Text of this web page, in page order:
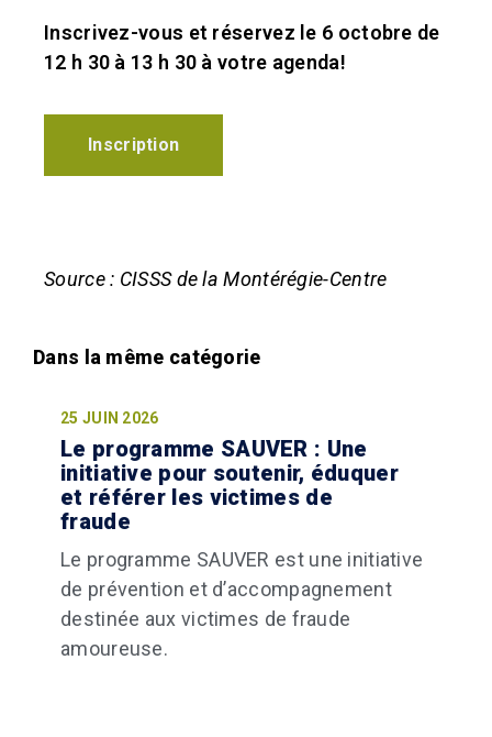
Inscrivez-vous et réservez le 6 octobre de
12 h 30 à 13 h 30 à votre agenda!
Inscription
Source : CISSS de la Montérégie-Centre
25 JUIN 2026
Le programme SAUVER : Une
initiative pour soutenir, éduquer
et référer les victimes de
fraude
Le programme SAUVER est une initiative
de prévention et d’accompagnement
destinée aux victimes de fraude
amoureuse.